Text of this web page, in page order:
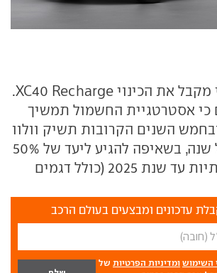
הג'יפון החשמלי מקבל את הכינוי XC40 Recharge.
כי אסטרטגיית החשמול תמשיך
השנים הקרובות תשיק וולוו
דגם חשמלי בכל שנה, בשאיפה להגיע ליעד של 50%
מהמכירות השנתיות עד שנת 2025 (כולל דגמים
עדכונים ומבצעים בעולם הרכב
השימוש ומדיניות הפרטיות של